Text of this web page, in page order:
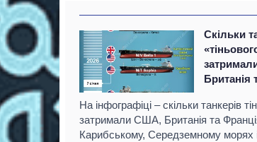
Скільки
Британія
На інфографіці – скільки танкерів
затримали США, Британія та
Карибському, Середземному морях